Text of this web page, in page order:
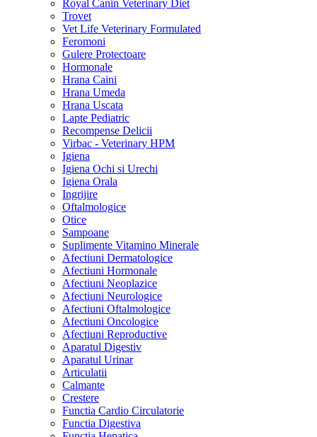
Royal Canin Veterinary Diet
Trovet
Vet Life Veterinary Formulated
Feromoni
Gulere Protectoare
Hormonale
Hrana Caini
Hrana Umeda
Hrana Uscata
Lapte Pediatric
Recompense Delicii
Virbac - Veterinary HPM
Igiena
Igiena Ochi si Urechi
Igiena Orala
Ingrijire
Oftalmologice
Otice
Sampoane
Suplimente Vitamino Minerale
Afectiuni Dermatologice
Afectiuni Hormonale
Afectiuni Neoplazice
Afectiuni Neurologice
Afectiuni Oftalmologice
Afectiuni Oncologice
Afectiuni Reproductive
Aparatul Digestiv
Aparatul Urinar
Articulatii
Calmante
Crestere
Functia Cardio Circulatorie
Functia Digestiva